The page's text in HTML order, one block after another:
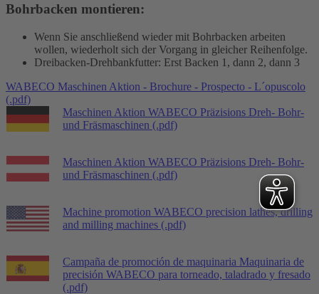
Bohrbacken montieren:
Wenn Sie anschließend wieder mit Bohrbacken arbeiten
wollen, wiederholt sich der Vorgang in gleicher Reihenfolge.
Dreibacken-Drehbankfutter: Erst Backen 1, dann 2, dann 3
WABECO Maschinen Aktion - Brochure - Prospecto - L´opuscolo
(.pdf)
Maschinen Aktion WABECO Präzisions Dreh- Bohr-
und Fräsmaschinen (.pdf)
Maschinen Aktion WABECO Präzisions Dreh- Bohr-
und Fräsmaschinen (.pdf)
Machine promotion WABECO precision lathes, drilling
and milling machines (.pdf)
Campaña de promoción de maquinaria Maquinaria de
precisión WABECO para torneado, taladrado y fresado
(.pdf)